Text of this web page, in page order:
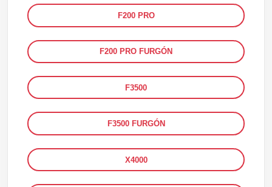
F200 PRO
F200 PRO FURGÓN
F3500
F3500 FURGÓN
X4000